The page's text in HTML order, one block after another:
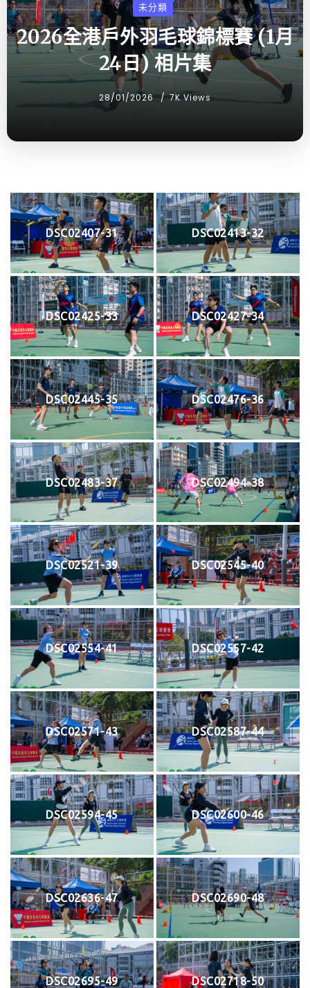
未分類
2026全港戶外羽毛球錦標賽 (1月
24日) 相片集
28/01/2026 7K Views
DSC02407-31 DSC02413-32
DSC02425-33 DSC02427-34
DSC02445-35 DSC02476-36
DSC02483-37 DSC02494-38
DSC02521-39 DSC02545-40
DSC02554-41 DSC02557-42
DSC02571-43 DSC02587-44
DSC02594-45 DSC02600-46
DSC02636-47 DSC02690-48
DSC02695-49 DSC02718-50